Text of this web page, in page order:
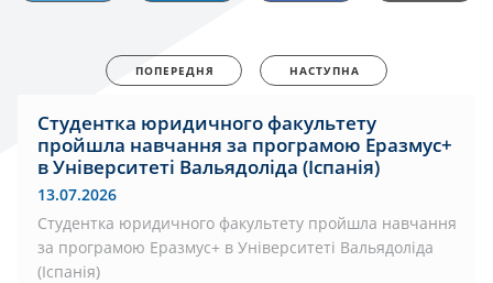
ПОПЕРЕДНЯ НАСТУПНА
Студентка юридичного факультету
пройшла навчання за програмою Еразмус+
в Університеті Вальядоліда (Іспанія)
13.07.2026
Студентка юридичного факультету пройшла навчання
за програмою Еразмус+ в Університеті Вальядоліда
(Іспанія)